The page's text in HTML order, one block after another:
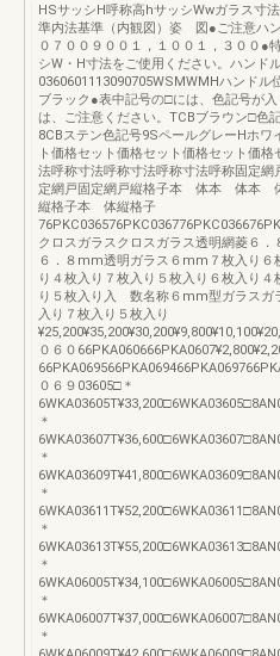
HSサッシH呼称高hサッシWwガラス寸
準内法基準（内観図）姿 図●ご注意ハ
０７００９００１，１００１，３００●
シW・H寸法をご使用ください。ハンド
0360601113090705WSMWMHハンドル
ブラック●表中記号の□には、色記号が
は、ご注意ください。TCBブラウン□色
8CBステン色記号9SペールグレーHホワ
ト価格セット価格セット価格セット価
法呼称寸法呼称寸法呼称寸法呼称固定網
定網戸固定網戸縦格子本 体本 体本
縦格子本 体縦格子
クロスガラスクロスガラス透明網菱６
６．８mm透明ガラス６mm７枚入り６
り４枚入り７枚入り５枚入り６枚入り４
り５枚入り入 数名称６mm型ガラスガ
入り７枚入り５枚入り
０６０
０６９03605□＊
＊
＊
＊
＊
＊
＊
＊